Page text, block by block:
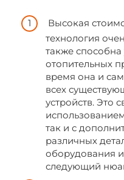
Высокая
технология
также способна
отопительных
время она и
всех
устройств. Это
так и с
различных
оборудования
следующий